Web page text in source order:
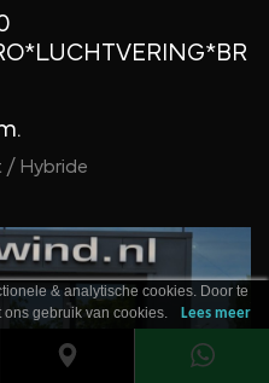
/ Hybride
& analytische cookies. Door te
ons gebruik van cookies.
Lees meer